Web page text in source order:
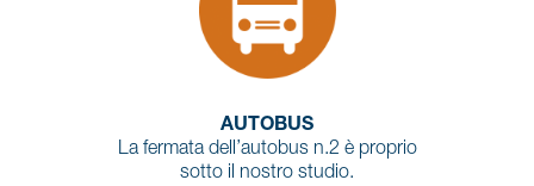
AUTOBUS
La fermata dell’autobus n.2 è proprio
sotto il nostro studio.